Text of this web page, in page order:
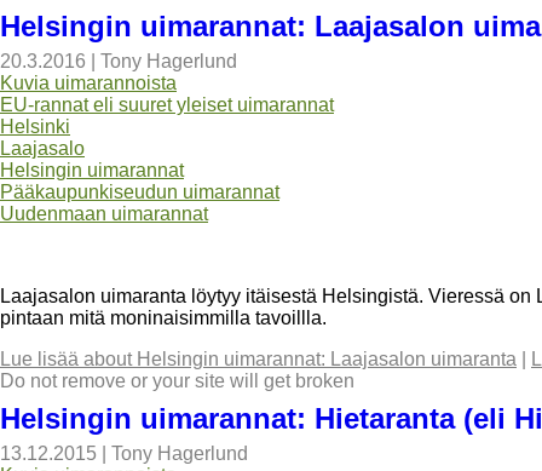
Helsingin uimarannat: Laajasalon
20.3.2016
Tony Hagerlund
Kuvia uimarannoista
EU-rannat eli suuret yleiset uimarannat
Helsinki
Laajasalo
Helsingin uimarannat
Pääkaupunkiseudun uimarannat
Uudenmaan uimarannat
Laajasalon uimaranta löytyy itäisestä Helsingistä. Vieressä
pintaan mitä moninaisimmilla tavoillla.
Lue lisää about Helsingin uimarannat: Laajasalon uimaranta
Do not remove or your site will get broken
Helsingin uimarannat: Hietaranta (eli
13.12.2015
Tony Hagerlund